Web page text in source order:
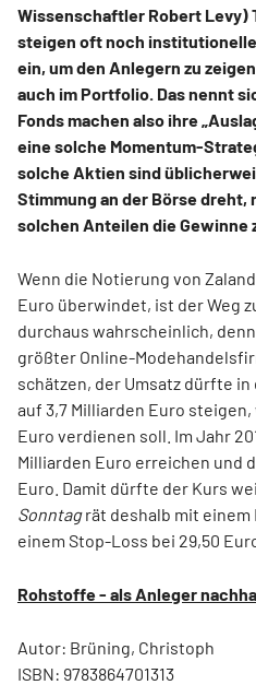
Wissenschaftler Robert Levy)
steigen oft noch
ein, um den Anlegern zu
auch im Portfolio. Das nennt
Fonds machen also ihre
eine solche Momentum-
solche Aktien sind
Stimmung an der Börse
solchen Anteilen die Gewinne
Wenn die Notierung von
Euro überwindet, ist der Weg
durchaus wahrscheinlich,
größter Online-
schätzen, der Umsatz dürfte
auf 3,7 Milliarden Euro
Euro verdienen soll. Im Jahr
Milliarden Euro erreichen und
Euro. Damit dürfte der Kurs
Sonntagrät deshalb mit einem
einem Stop-Loss bei 29,50
Rohstoffe - als Anleger
Autor: Brüning, Christoph
ISBN: 9783864701313